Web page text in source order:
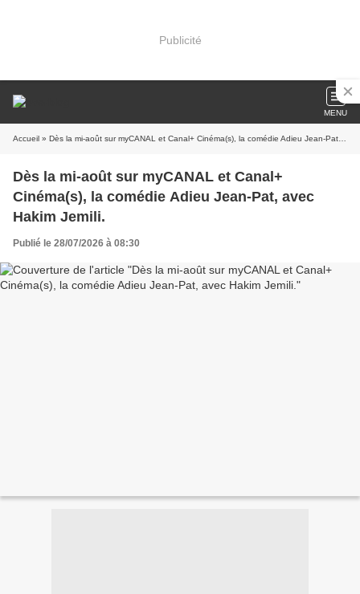
Publicité
MENU
Accueil » Dès la mi-août sur myCANAL et Canal+ Cinéma(s), la comédie Adieu Jean-Pat, avec Hakim Jemili.
Dès la mi-août sur myCANAL et Canal+
Cinéma(s), la comédie Adieu Jean-Pat, avec
Hakim Jemili.
Publié le 28/07/2026 à 08:30